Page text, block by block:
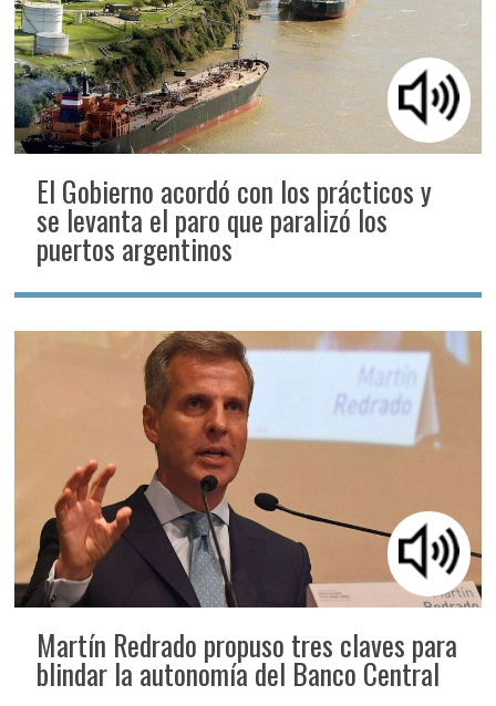
El Gobierno acordó con los prácticos y
se levanta el paro que paralizó los
puertos argentinos
Martín Redrado propuso tres claves para
blindar la autonomía del Banco Central